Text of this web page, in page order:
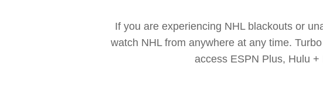
If you are experiencing NHL blackouts or
watch NHL from anywhere at any time.
access ESPN Plus, Hulu +